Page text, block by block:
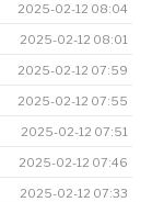
2025-02-12 08:04
2025-02-12 08:01
2025-02-12 07:59
2025-02-12 07:55
2025-02-12 07:51
2025-02-12 07:46
2025-02-12 07:33